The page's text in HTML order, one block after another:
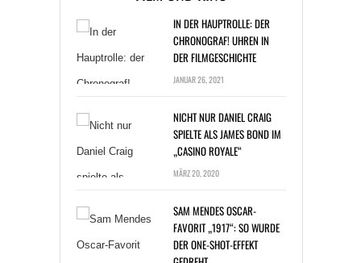
DER FILMGESCHICHTE
JANUAR 26, 2021
NICHT NUR DANIEL CRAIG
„CASINO ROYALE“
MÄRZ 20, 2020
SAM MENDES OSCAR-
DER ONE-SHOT-EFFEKT
GEDREHT
JANUAR 20, 2020